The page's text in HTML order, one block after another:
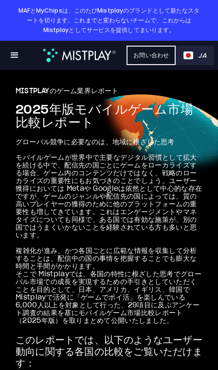
MAFとMyChipsは、このたびMistplayのブランドとして新たなスタ
ートを切ります。これまでと変わらないチームで、これからは
Mistplayとしてサービスを提供してまいります。
JA
お問い合わせ
MISTPLAYのゲーム業界レポート
2025年版モバイルゲーム市場
比較レポート
グローバル競争に必要なのは、地域に根ざした思考
モバイルゲームが世界中で主要なデジタル習慣として拡大
を続ける中で、配信先の国ごとにゲームをローカライズす
る場合、ゲーム内のコンテンツだけではなく、戦略のロー
カライズの重要性にもお気づきのことでしょう。ユーザー
獲得においては Metaや Googleは依然として中心的な存在
ですが、ゲームのジャンルや配信先の国によっては、質の
高いプレイヤーの獲得のために他のプラットフォームの重
要性も増してきています。これはエンゲージメントやマネ
タイズについても同様で、ある国では有効な施策が、別の
国ではうまくいかないことを経験されている方も多いと思
います。
複雑化が進み、かつ各国ごとに広範な情報を収集して分析
することは、配信中の国の事情を把握することでも膨大な
時間と手間がかかります。
そこで Mistplayでは、各国の特性に根ざした思考でグロー
バル市場での成長を実現するための手引きとしていただく
ことを目的として、日本、アメリカ、イギリス、韓国で
Mistplayで活発に「ゲームでポイ活」を楽しんでいる
6,000人以上を対象として行った、29項目に及ぶアンケー
ト調査の結果を基にモバイルゲーム市場比較レポート
（2025年版）を取りまとめて公開いたしました。
このレポートでは、以下のようなユーザー
動向に関する各国の比較をご覧いただけま
す：